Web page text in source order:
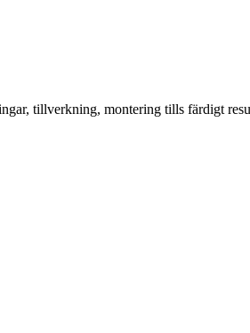
tillverkning, montering tills färdigt